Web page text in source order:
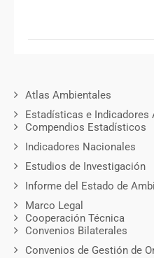
Atlas Ambientales
Estadísticas e Indicadores
Compendios Estadísticos
Indicadores Nacionales
Estudios de Investigación
Informe del Estado de
Marco Legal
Cooperación Técnica
Convenios Bilaterales
Convenios de Gestión de